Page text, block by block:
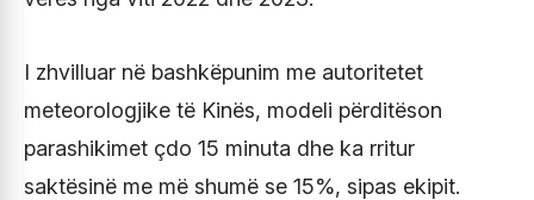
I zhvilluar në bashkëpunim me autoritetet
meteorologjike të Kinës, modeli përditëson
parashikimet çdo 15 minuta dhe ka rritur
saktësinë me më shumë se 15%, sipas ekipit.